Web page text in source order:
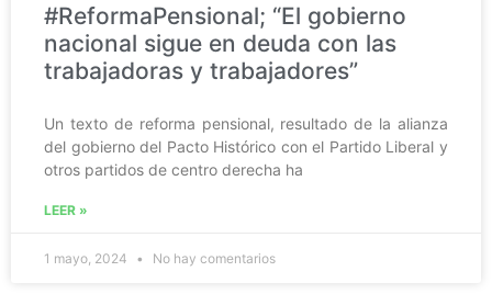
#ReformaPensional; “El gobierno
nacional sigue en deuda con las
trabajadoras y trabajadores”
Un texto de reforma pensional, resultado de la alianza
del gobierno del Pacto Histórico con el Partido Liberal y
otros partidos de centro derecha ha
LEER »
1 mayo, 2024 No hay comentarios